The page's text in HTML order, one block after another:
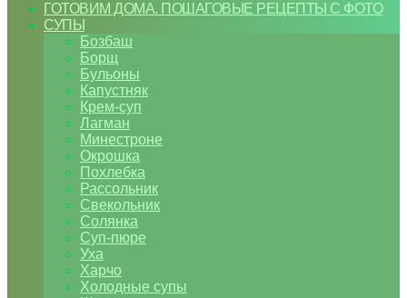
ГОТОВИМ ДОМА. ПОШАГОВЫЕ РЕЦЕПТЫ С ФОТО
СУПЫ
Бозбаш
Борщ
Бульоны
Капустняк
Крем-суп
Лагман
Минестроне
Окрошка
Похлебка
Рассольник
Свекольник
Солянка
Суп-пюре
Уха
Харчо
Холодные супы